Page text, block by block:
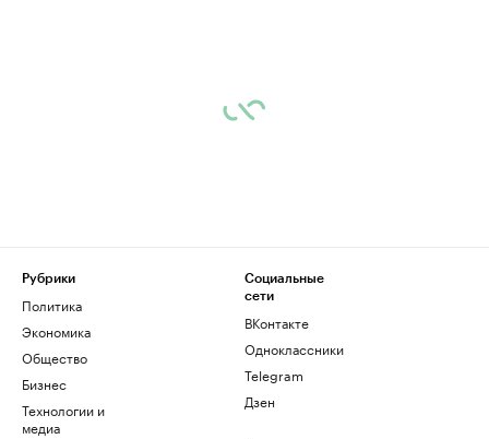
Рубрики
Политика
Экономика
Общество
Бизнес
Технологии и
медиа
Социальные
сети
ВКонтакте
Одноклассники
Telegram
Дзен